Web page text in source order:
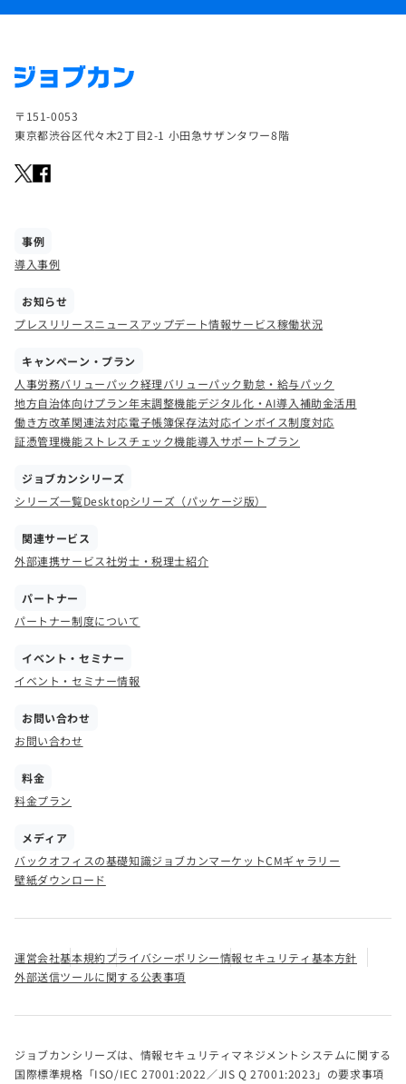
〒151-0053
東京都渋谷区代々木2丁目2-1 小田急サザンタワー8階
事例
導入事例
お知らせ
プレスリリースニュース アップデート情報サービス稼働状況
キャンペーン・プラン
人事労務バリューパック経理バリューパック勤怠・給与パック
地方自治体向けプラン年末調整機能デジタル化・AI導入補助金活用
働き方改革関連法対応電子帳簿保存法対応インボイス制度対応
証憑管理機能ストレスチェック機能導入サポートプラン
ジョブカンシリーズ
シリーズ一覧Desktopシリーズ（パッケージ版）
関連サービス
外部連携サービス社労士・税理士紹介
パートナー
パートナー制度について
イベント・セミナー
イベント・セミナー情報
お問い合わせ
お問い合わせ
料金
料金プラン
メディア
バックオフィスの基礎知識ジョブカンマーケットCMギャラリー
壁紙ダウンロード
運営会社基本規約プライバシーポリシー情報セキュリティ基本方針
外部送信ツールに関する公表事項
ジョブカンシリーズは、情報セキュリティマネジメントシステムに関する
国際標準規格「ISO/IEC 27001:2022／JIS Q 27001:2023」の要求事項